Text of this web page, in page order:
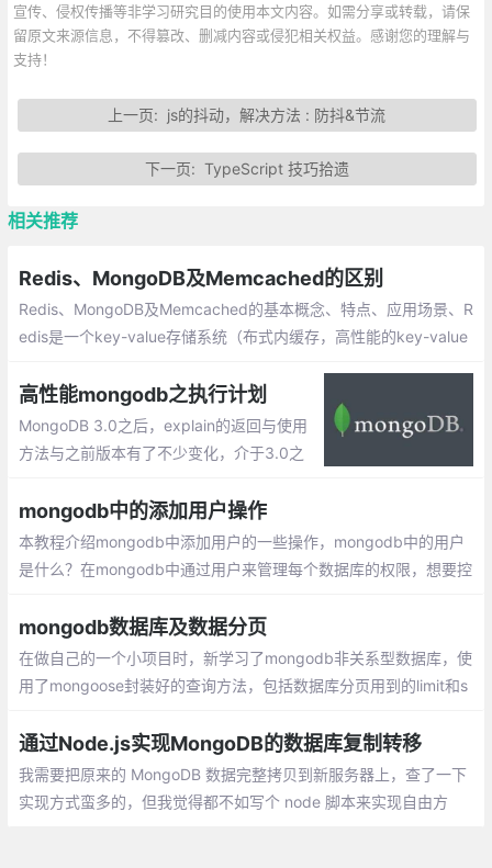
宣传、侵权传播等非学习研究目的使用本文内容。如需分享或转载，请保
留原文来源信息，不得篡改、删减内容或侵犯相关权益。感谢您的理解与
支持！
上一页: js的抖动，解决方法 : 防抖&节流
下一页: TypeScript 技巧拾遗
相关推荐
Redis、MongoDB及Memcached的区别
Redis、MongoDB及Memcached的基本概念、特点、应用场景、R
edis是一个key-value存储系统（布式内缓存，高性能的key-value
产品；Memcached是一个高性能的分布式内存对象缓存系统
高性能mongodb之执行计划
MongoDB 3.0之后，explain的返回与使用
方法与之前版本有了不少变化，介于3.0之
+的explain进行讨论。现版本explain有三种
模式，分别如下：queryPlanner、executio
nStats、allPlansExecution
mongodb中的添加用户操作
本教程介绍mongodb中添加用户的一些操作，mongodb中的用户
是什么？在mongodb中通过用户来管理每个数据库的权限，想要控
特定用户来做特定的操作。
mongodb数据库及数据分页
在做自己的一个小项目时，新学习了mongodb非关系型数据库，使
用了mongoose封装好的查询方法，包括数据库分页用到的limit和s
通过Node.js实现MongoDB的数据库复制转移
我需要把原来的 MongoDB 数据完整拷贝到新服务器上，查了一下
实现方式蛮多的，但我觉得都不如写个 node 脚本来实现自由方